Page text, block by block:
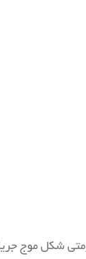
شکل موج